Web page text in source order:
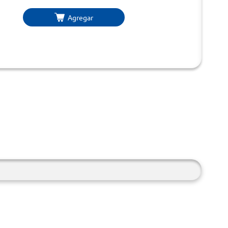
Agregar